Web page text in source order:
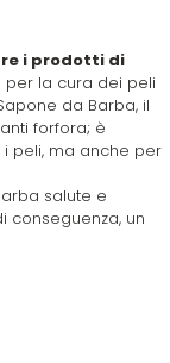
Scents
TEEZER
i prodotti di
per la cura dei peli
da Barba, il
forfora; è
peli, ma anche per
salute e
conseguenza, un